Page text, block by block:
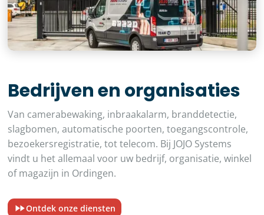
Bedrijven en organisaties
Van camerabewaking, inbraakalarm, branddetectie,
slagbomen, automatische poorten, toegangscontrole,
bezoekersregistratie, tot telecom. Bij JOJO Systems
vindt u het allemaal voor uw bedrijf, organisatie, winkel
of magazijn in Ordingen.
Ontdek onze diensten